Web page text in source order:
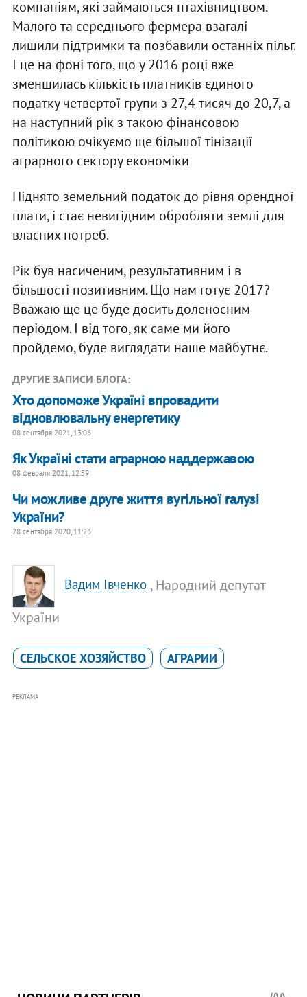
компаніям, які займаються птахівництвом.
Малого та середнього фермера взагалі
лишили підтримки та позбавили останніх пільг.
І це на фоні того, що у 2016 році вже
зменшилась кількість платників єдиного
податку четвертої групи з 27,4 тисяч до 20,7, а
на наступний рік з такою фінансовою
політикою очікуємо ще більшої тінізації
аграрного сектору економіки
Піднято земельний податок до рівня орендної
плати, і стає невигідним обробляти землі для
власних потреб.
Рік був насиченим, результативним і в
більшості позитивним. Що нам готує 2017?
Вважаю ще це буде досить доленосним
періодом. І від того, як саме ми його
пройдемо, буде виглядати наше майбутнє.
ДРУГИЕ ЗАПИСИ БЛОГА:
Хто допоможе Україні впровадити
відновлювальну енергетику
08 сентября 2021, 13:06
Як Україні стати аграрною наддержавою
08 февраля 2021, 12:59
Чи можливе друге життя вугільної галузі
України?
28 сентября 2020, 11:23
Вадим Івченко , Народний депутат
України
СЕЛЬСКОЕ ХОЗЯЙСТВО АГРАРИИ
РЕКЛАМА